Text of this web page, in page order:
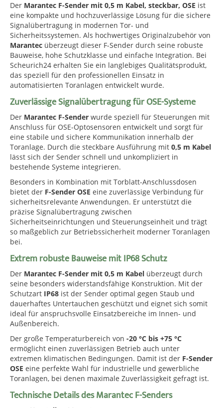
Der Marantec F-Sender mit 0,5 m Kabel, steckbar, OSE ist
eine kompakte und hochzuverlässige Lösung für die sichere
Signalübertragung in modernen Tor- und
Sicherheitssystemen. Als hochwertiges Originalzubehör von
Marantec überzeugt dieser F-Sender durch seine robuste
Bauweise, hohe Schutzklasse und einfache Integration. Bei
Scheurich24 erhalten Sie ein langlebiges Qualitätsprodukt,
das speziell für den professionellen Einsatz in
automatisierten Toranlagen entwickelt wurde.
Zuverlässige Signalübertragung für OSE-Systeme
Der Marantec F-Sender wurde speziell für Steuerungen mit
Anschluss für OSE-Optosensoren entwickelt und sorgt für
eine stabile und sichere Kommunikation innerhalb der
Toranlage. Durch die steckbare Ausführung mit 0,5 m Kabel
lässt sich der Sender schnell und unkompliziert in
bestehende Systeme integrieren.
Besonders in Kombination mit Torblatt-Anschlussdosen
bietet der F-Sender OSE eine zuverlässige Verbindung für
sicherheitsrelevante Anwendungen. Er unterstützt die
präzise Signalübertragung zwischen
Sicherheitseinrichtungen und Steuerungseinheit und trägt
so maßgeblich zur Betriebssicherheit moderner Toranlagen
bei.
Extrem robuste Bauweise mit IP68 Schutz
Der Marantec F-Sender mit 0,5 m Kabel überzeugt durch
seine besonders widerstandsfähige Konstruktion. Mit der
Schutzart IP68 ist der Sender optimal gegen Staub und
dauerhaftes Untertauchen geschützt und eignet sich somit
ideal für anspruchsvolle Einsatzbereiche im Innen- und
Außenbereich.
Der große Temperaturbereich von -20 °C bis +75 °C
ermöglicht einen zuverlässigen Betrieb auch unter
extremen klimatischen Bedingungen. Damit ist der F-Sender
OSE eine perfekte Wahl für industrielle und gewerbliche
Toranlagen, bei denen maximale Zuverlässigkeit gefragt ist.
Technische Details des Marantec F-Senders